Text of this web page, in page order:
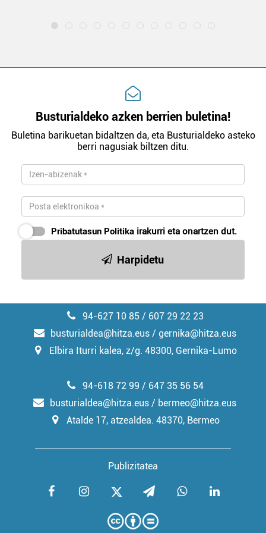
Busturialdeko azken berrien buletina!
Buletina barikuetan bidaltzen da, eta Busturialdeko asteko
berri nagusiak biltzen ditu.
Pribatutasun Politika irakurri eta onartzen dut.
Harpidetu
94-627 10 85 / 607 29 22 23
busturialdea@hitza.eus / gernika@hitza.eus
Elbira Iturri kalea, z/g. 48300, Gernika-Lumo
Publizitatea
94-618 72 99 / 647 35 56 54
busturialdea@hitza.eus / bermeo@hitza.eus
Atalde 17, atzealdea. 48370, Bermeo